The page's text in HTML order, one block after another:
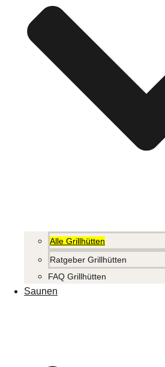
Alle Grillhütten
Ratgeber Grillhütten
FAQ Grillhütten
Saunen